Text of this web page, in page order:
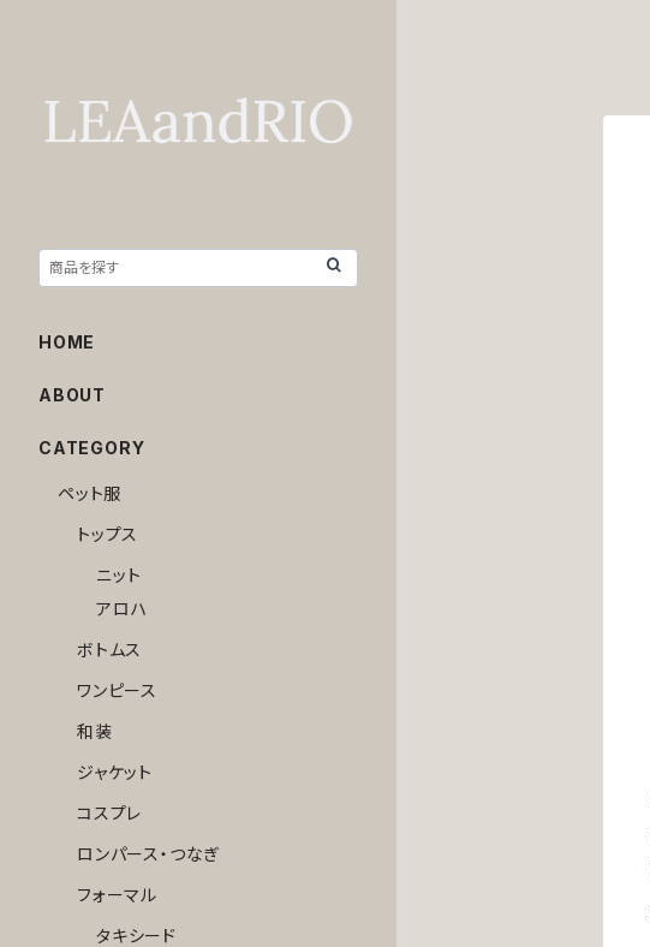
HOME
ABOUT
CATEGORY
ペット服
トップス
ニット
アロハ
ボトムス
ワンピース
和装
ジャケット
コスプレ
ロンパース・つなぎ
フォーマル
タキシード